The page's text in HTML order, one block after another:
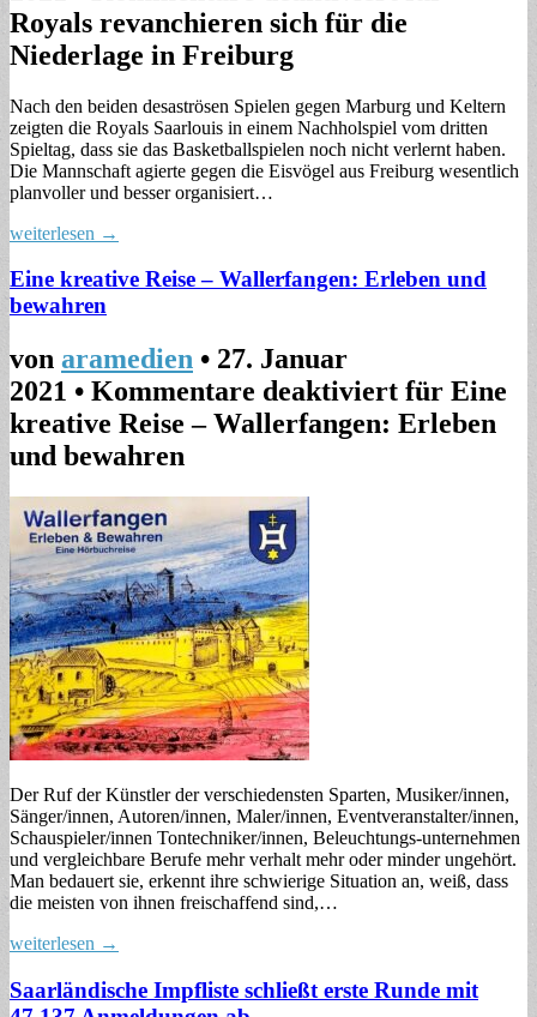
Royals revanchieren sich für die
Niederlage in Freiburg
Nach den beiden desaströsen Spielen gegen Marburg und Keltern
zeigten die Royals Saarlouis in einem Nachholspiel vom dritten
Spieltag, dass sie das Basketballspielen noch nicht verlernt haben.
Die Mannschaft agierte gegen die Eisvögel aus Freiburg wesentlich
planvoller und besser organisiert…
weiterlesen →
Eine kreative Reise – Wallerfangen: Erleben und
bewahren
von aramedien • 27. Januar
2021 • Kommentare deaktiviert für Eine
kreative Reise – Wallerfangen: Erleben
und bewahren
Der Ruf der Künstler der verschiedensten Sparten, Musiker/innen,
Sänger/innen, Autoren/innen, Maler/innen, Eventveranstalter/innen,
Schauspieler/innen Tontechniker/innen, Beleuchtungs-unternehmen
und vergleichbare Berufe mehr verhalt mehr oder minder ungehört.
Man bedauert sie, erkennt ihre schwierige Situation an, weiß, dass
die meisten von ihnen freischaffend sind,…
weiterlesen →
Saarländische Impfliste schließt erste Runde mit